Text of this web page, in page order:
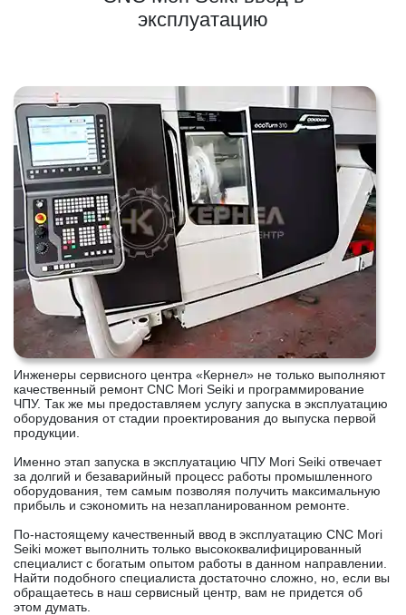
эксплуатацию
Инженеры сервисного центра «Кернел» не только выполняют
качественный ремонт CNC Mori Seiki и программирование
ЧПУ. Так же мы предоставляем услугу запуска в эксплуатацию
оборудования от стадии проектирования до выпуска первой
продукции.
Именно этап запуска в эксплуатацию ЧПУ Mori Seiki отвечает
за долгий и безаварийный процесс работы промышленного
оборудования, тем самым позволяя получить максимальную
прибыль и сэкономить на незапланированном ремонте.
По-настоящему качественный ввод в эксплуатацию CNC Mori
Seiki может выполнить только высококвалифицированный
специалист с богатым опытом работы в данном направлении.
Найти подобного специалиста достаточно сложно, но, если вы
обращаетесь в наш сервисный центр, вам не придется об
этом думать.